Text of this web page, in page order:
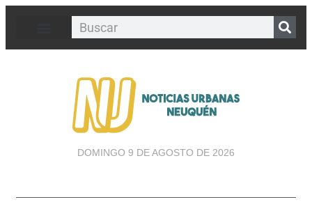
DOMINGO 9 DE AGOSTO DE 2026